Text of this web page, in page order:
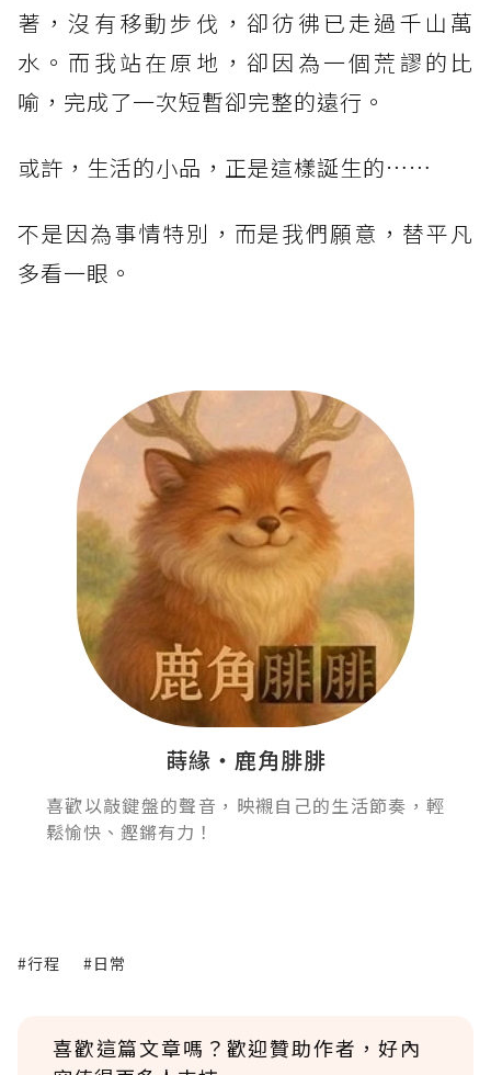
著，沒有移動步伐，卻彷彿已走過千山萬
水。而我站在原地，卻因為一個荒謬的比
喻，完成了一次短暫卻完整的遠行。
或許，生活的小品，正是這樣誕生的……
不是因為事情特別，而是我們願意，替平凡
多看一眼。
蒔緣‧鹿角腓腓
喜歡以敲鍵盤的聲音，映襯自己的生活節奏，輕
鬆愉快、鏗鏘有力！
#行程 #日常
喜歡這篇文章嗎？歡迎贊助作者，好內